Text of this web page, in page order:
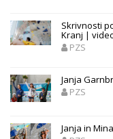
Skrivnosti
Kranj |
PZS
Janja
PZS
Janja in